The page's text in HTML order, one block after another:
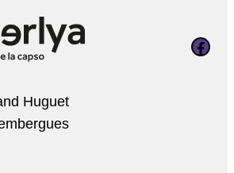
Page
Huguet